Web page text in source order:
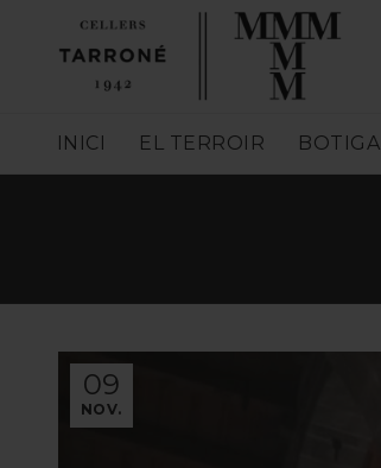
INICI EL TERROIR BOTIGA
09
NOV.